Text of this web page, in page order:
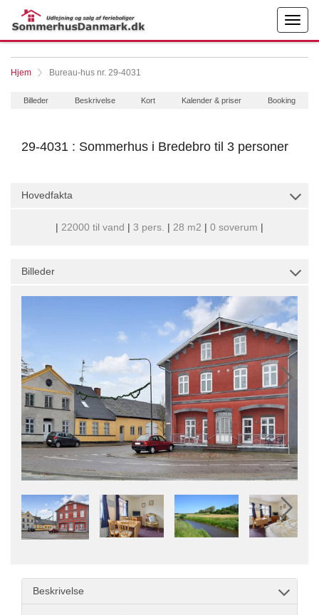
Hjem Bureau-hus nr. 29-4031
Billeder Beskrivelse Kort Kalender & priser Booking
29-4031 : Sommerhus i Bredebro til 3 personer
Hovedfakta
| 22000 til vand | 3 pers. | 28 m2 | 0 soverum |
Billeder
Beskrivelse